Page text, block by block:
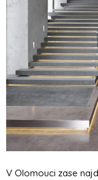
V Olomouci zase